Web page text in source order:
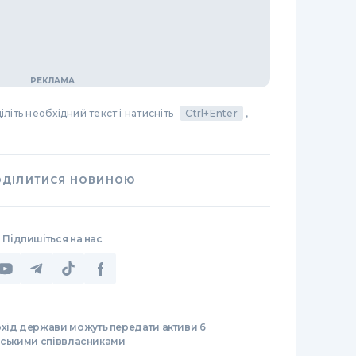
необхідний текст і натисніть Ctrl+Enter ,
НОВИНОЮ
Підпишіться на нас
держави можуть передати активи 6
співвласниками